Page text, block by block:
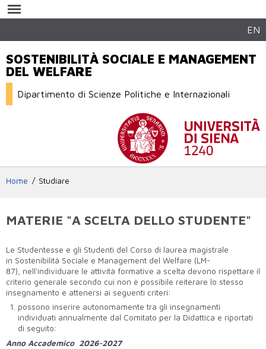
contenuto
EN
SOSTENIBILITÀ SOCIALE E MANAGEMENT
DEL WELFARE
Dipartimento di Scienze Politiche e Internazionali
Home Studiare
MATERIE "A SCELTA DELLO STUDENTE"
Le Studentesse e gli Studenti del Corso di laurea magistrale
in Sostenibilità Sociale e Management del Welfare (LM-
87), nell'individuare le attività formative a scelta devono rispettare il
criterio generale secondo cui non è possibile reiterare lo stesso
insegnamento e attenersi ai seguenti criteri:
possono inserire autonomamente tra gli insegnamenti
individuati annualmente dal Comitato per la Didattica e riportati
di seguito:
Anno Accademico 2026-2027